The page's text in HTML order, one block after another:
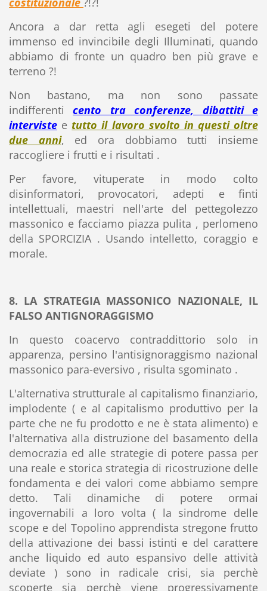
Ancora a dar retta agli esegeti del potere
immenso ed invincibile degli Illuminati, quando
abbiamo di fronte un quadro ben più grave e
terreno ?!
Non bastano, ma non sono passate
indifferenticento tra conferenze, dibattiti e
intervistee tutto il lavoro svolto in questi oltre
due anni, ed ora dobbiamo tutti insieme
raccogliere i frutti e i risultati .
Per favore, vituperate in modo colto
disinformatori, provocatori, adepti e finti
intellettuali, maestri nell'arte del pettegolezzo
massonico e facciamo piazza pulita , perlomeno
della SPORCIZIA . Usando intelletto, coraggio e
morale.
8. LA STRATEGIA MASSONICO NAZIONALE, IL
FALSO ANTIGNORAGGISMO
In questo coacervo contraddittorio solo in
apparenza, persino l'antisignoraggismo nazional
massonico para-eversivo , risulta sgominato .
L'alternativa strutturale al capitalismo finanziario,
implodente ( e al capitalismo produttivo per la
parte che ne fu prodotto e ne è stata alimento) e
l'alternativa alla distruzione del basamento della
democrazia ed alle strategie di potere passa per
una reale e storica strategia di ricostruzione delle
fondamenta e dei valori come abbiamo sempre
detto. Tali dinamiche di potere ormai
ingovernabili a loro volta ( la sindrome delle
scope e del Topolino apprendista stregone frutto
della attivazione dei bassi istinti e del carattere
anche liquido ed auto espansivo delle attività
deviate ) sono in radicale crisi, sia perchè
scoperte sia perchè viene progressivamente